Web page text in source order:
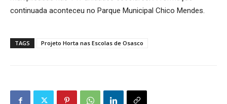
continuada aconteceu no Parque Municipal Chico Mendes.
TAGS Projeto Horta nas Escolas de Osasco